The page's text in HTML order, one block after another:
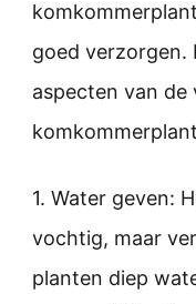
goed verzorgen.
aspecten van de
1. Water geven:
vochtig, maar
planten diep